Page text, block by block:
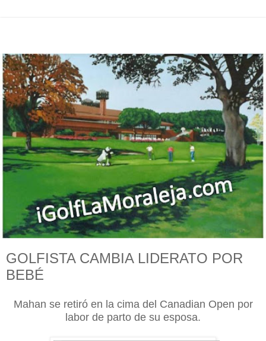
GOLFISTA CAMBIA LIDERATO POR
BEBÉ
Mahan se retiró en la cima del Canadian Open por
labor de parto de su esposa.